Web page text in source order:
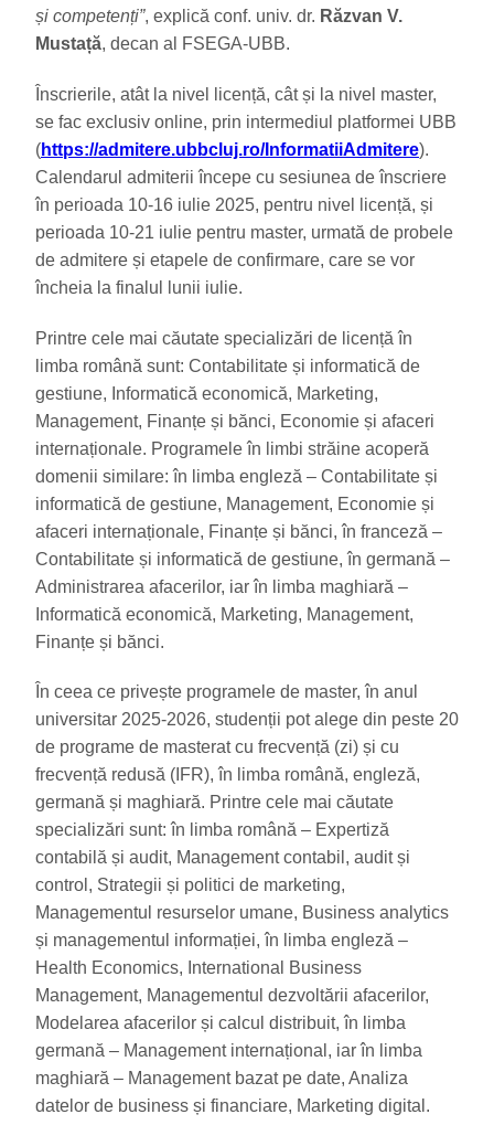
și competenți”, explică conf. univ. dr. Răzvan V.
Mustață, decan al FSEGA-UBB.
Înscrierile, atât la nivel licență, cât și la nivel master,
se fac exclusiv online, prin intermediul platformei UBB
(https://admitere.ubbcluj.ro/InformatiiAdmitere).
Calendarul admiterii începe cu sesiunea de înscriere
în perioada 10-16 iulie 2025, pentru nivel licență, și
perioada 10-21 iulie pentru master, urmată de probele
de admitere și etapele de confirmare, care se vor
încheia la finalul lunii iulie.
Printre cele mai căutate specializări de licență în
limba română sunt: Contabilitate și informatică de
gestiune, Informatică economică, Marketing,
Management, Finanțe și bănci, Economie și afaceri
internaționale. Programele în limbi străine acoperă
domenii similare: în limba engleză – Contabilitate și
informatică de gestiune, Management, Economie și
afaceri internaționale, Finanțe și bănci, în franceză –
Contabilitate și informatică de gestiune, în germană –
Administrarea afacerilor, iar în limba maghiară –
Informatică economică, Marketing, Management,
Finanțe și bănci.
În ceea ce privește programele de master, în anul
universitar 2025-2026, studenții pot alege din peste 20
de programe de masterat cu frecvență (zi) și cu
frecvență redusă (IFR), în limba română, engleză,
germană și maghiară. Printre cele mai căutate
specializări sunt: în limba română – Expertiză
contabilă și audit, Management contabil, audit și
control, Strategii și politici de marketing,
Managementul resurselor umane, Business analytics
și managementul informației, în limba engleză –
Health Economics, International Business
Management, Managementul dezvoltării afacerilor,
Modelarea afacerilor și calcul distribuit, în limba
germană – Management internațional, iar în limba
maghiară – Management bazat pe date, Analiza
datelor de business și financiare, Marketing digital.